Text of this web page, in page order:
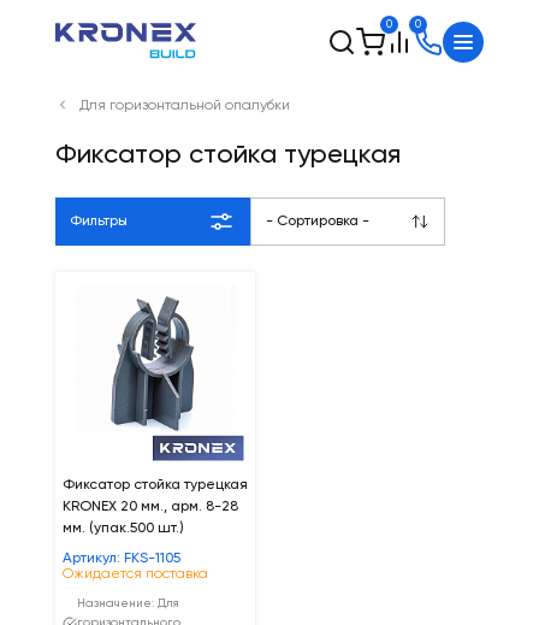
0 0
Для горизонтальной опалубки
Фиксатор стойка турецкая
Фильтры - Сортировка -
Фиксатор стойка турецкая
KRONEX 20 мм., арм. 8-28
мм. (упак.500 шт.)
Артикул: FKS-1105
Ожидается поставка
Назначение: Для
горизонтального